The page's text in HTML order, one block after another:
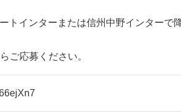
トインターまたは信州中野インターで
ご応募ください。